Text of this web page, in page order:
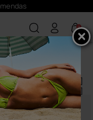
de 10%
0
118 produtos|